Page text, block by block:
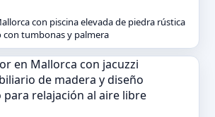
con piscina elevada de piedra rústica
con tumbonas y palmera